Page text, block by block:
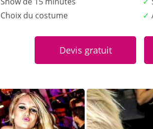
Choix du costume
Devis gratuit